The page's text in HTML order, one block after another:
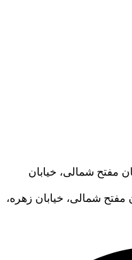
مفتح شمالی، خیابان
مفتح شمالی، خیابان زهره،